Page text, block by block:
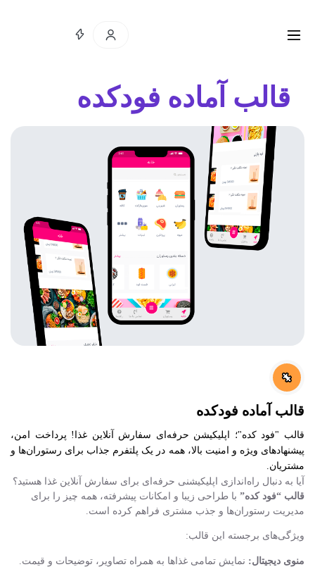
قالب آماده فودکده
قالب آماده فودکده
قالب "فود کده"؛ اپلیکیشن حرفه‌ای سفارش آنلاین غذا! پرداخت امن،
پیشنهادهای ویژه و امنیت بالا، همه در یک پلتفرم جذاب برای رستوران‌ها و
مشتریان.
آیا به دنبال راه‌اندازی اپلیکیشنی حرفه‌ای برای سفارش آنلاین غذا هستید؟
قالب “فود کده” با طراحی زیبا و امکانات پیشرفته، همه چیز را برای
مدیریت رستوران‌ها و جذب مشتری فراهم کرده است.
ویژگی‌های برجسته این قالب:
منوی دیجیتال: نمایش تمامی غذاها به همراه تصاویر، توضیحات و قیمت.